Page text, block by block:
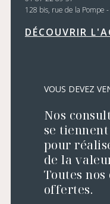
128 bis, rue de la Pompe
DÉCOUVRIR
VOUS DEVEZ
Nos
se
pour
de la
Toutes
offertes.